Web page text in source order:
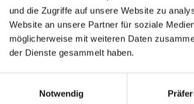
und die Zugriffe auf unsere Website zu
Website an unsere Partner für soziale
möglicherweise mit weiteren Daten
der Dienste gesammelt haben.
Notwendig